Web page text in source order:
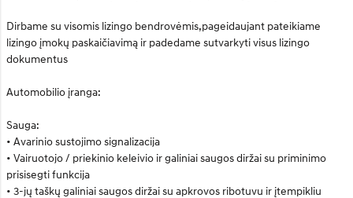
Dirbame su visomis lizingo bendrovėmis,pageidaujant pateikiame
lizingo įmokų paskaičiavimą ir padedame sutvarkyti visus lizingo
dokumentus
Automobilio įranga:
Sauga:
• Avarinio sustojimo signalizacija
• Vairuotojo / priekinio keleivio ir galiniai saugos diržai su priminimo
prisisegti funkcija
• 3-jų taškų galiniai saugos diržai su apkrovos ribotuvu ir įtempikliu